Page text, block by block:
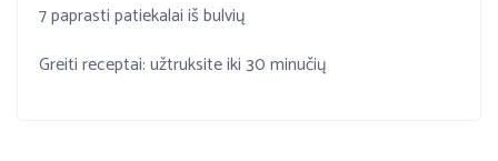
7 paprasti patiekalai iš bulvių
Greiti receptai: užtruksite iki 30 minučių